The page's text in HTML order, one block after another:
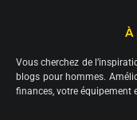
À
Vous cherchez de
blogs pour hommes.
finances, votre équipement